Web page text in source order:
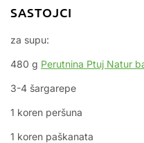
SASTOJCI
za supu:
480 g Perutnina Ptuj Natur
3-4 šargarepe
1 koren peršuna
1 koren paškanata